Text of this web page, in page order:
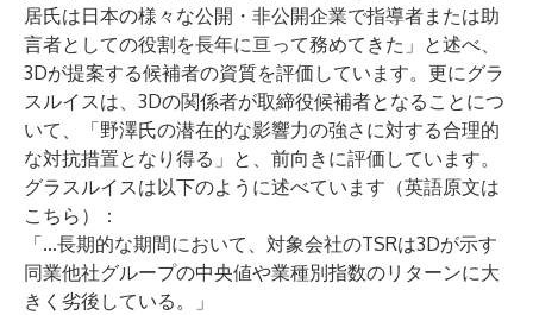
居氏は日本の様々な公開・非公開企業で指導者または助
言者としての役割を長年に亘って務めてきた」と述べ、
3Dが提案する候補者の資質を評価しています。更にグラ
スルイスは、3Dの関係者が取締役候補者となることにつ
いて、「野澤氏の潜在的な影響力の強さに対する合理的
な対抗措置となり得る」と、前向きに評価しています。
グラスルイスは以下のように述べています（英語原文は
こちら ）：
「…長期的な期間において、対象会社のTSRは3Dが示す
同業他社グループの中央値や業種別指数のリターンに大
きく劣後している。」